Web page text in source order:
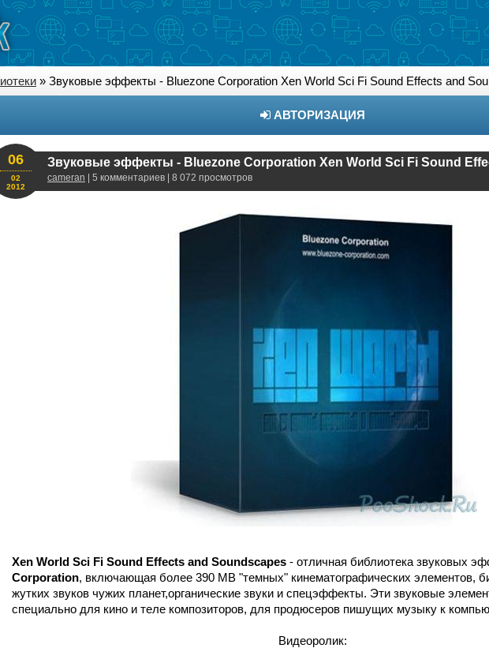
» Звуковые эффекты - Bluezone Corporation Xen World Sci Fi Sound Effects and
АВТОРИЗАЦИЯ
cameran | 5 комментариев | 8 072 просмотров
06
02
2012
Xen World Sci Fi Sound Effects and Soundscapes - отличная библиотека звуковых
Corporation, включающая более 390 MB "темных" кинематографических элементов,
жутких звуков чужих планет,органические звуки и спецэффекты. Эти звуковые
специально для кино и теле композиторов, для продюсеров пишущих музыку к
Видеоролик: